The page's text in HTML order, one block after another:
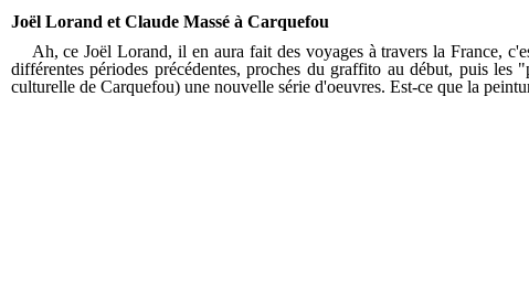
Joël Lorand et Claude Massé à Carquefou
Ah, ce Joël Lorand, il en aura fait des voyages à travers la France,
différentes périodes précédentes, proches du graffito au début, puis
culturelle de Carquefou) une nouvelle série d'oeuvres. Est-ce que la